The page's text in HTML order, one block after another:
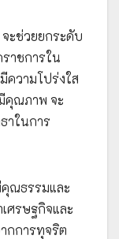
ะช่วยยกระดับ
าชการใน
ความโปร่งใส
คุณภาพ จะ
าในการ
ณธรรมและ
ศรษฐกิจและ
กการทุจริต